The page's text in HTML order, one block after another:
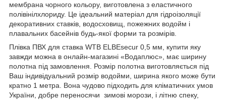
мембрана чорного кольору, виготовлена з еластичного
полівінілхлориду. Це ідеальний матеріал для гідроізоляції
декоративних ставків, водосховищ, пожежних водойм і
плавальних басейнів будь-якої форми та розмірів.
Плівка ПВХ для ставка WTB ELBEsecur 0,5 мм, купити яку
завжди можна в онлайн-магазині «Водаплюс», має ширину
полотна під замовлення. Розмір полотна виготовляється під
Ваш індивідуальний розмір водойми, ширина якого може бути
кратно 1 метра. Вона чудово підходить для кліматичних умов
України, добре переносячи зимові морози, і літню спеку,